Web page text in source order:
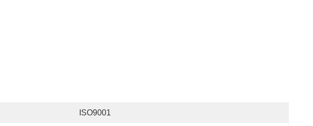
ISO9001